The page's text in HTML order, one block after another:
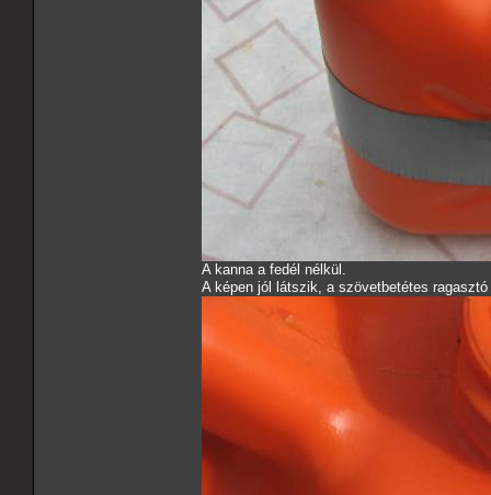
A kanna a fedél nélkül.
A képen jól látszik, a szövetbetétes